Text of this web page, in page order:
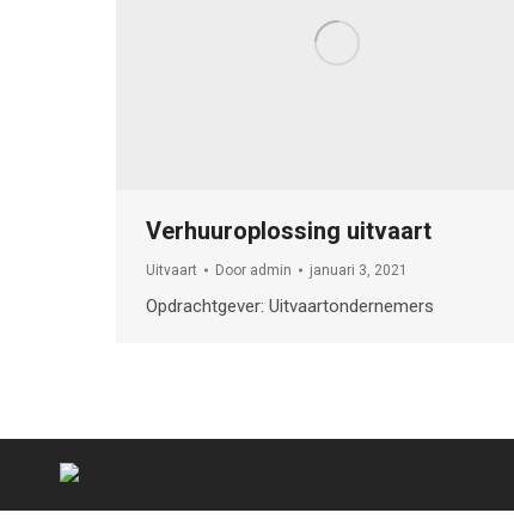
Verhuuroplossing uitvaart
Uitvaart Door admin januari 3, 2021
Opdrachtgever: Uitvaartondernemers